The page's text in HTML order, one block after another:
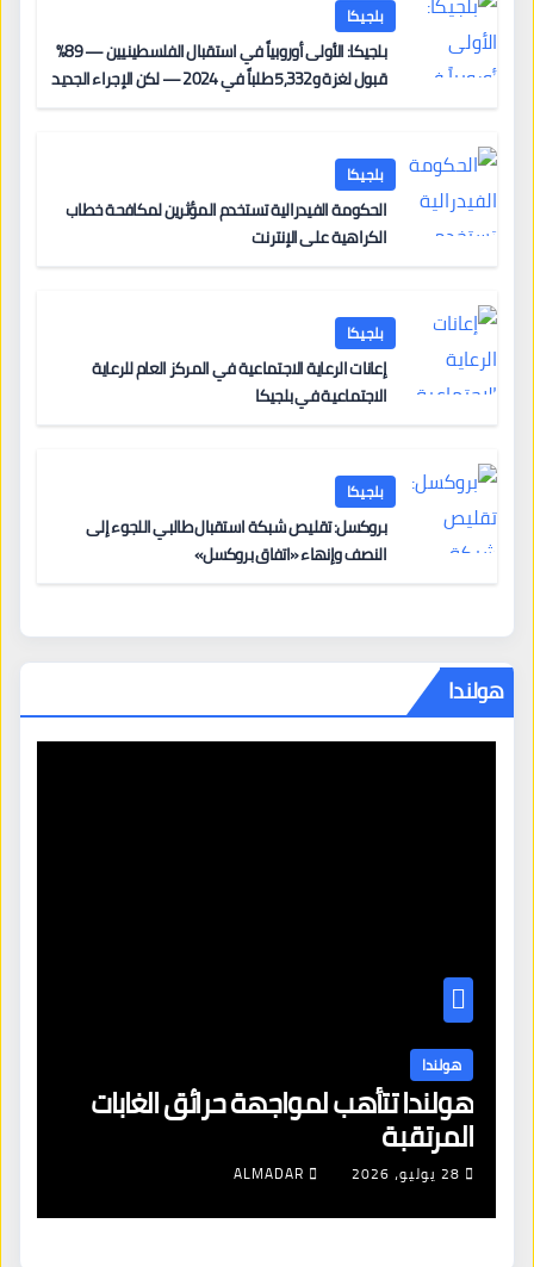
بلجيكا
بلجيكا: الأولى أوروبياً في استقبال الفلسطينيين — 89%
قبول لغزة و5,332 طلباً في 2024 — لكن الإجراء الجديد
بلجيكا
الحكومة الفيدرالية تستخدم المؤثرين لمكافحة خطاب
الكراهية على الإنترنت
بلجيكا
إعانات الرعاية الاجتماعية في المركز العام للرعاية
الاجتماعية في بلجيكا
بلجيكا
بروكسل: تقليص شبكة استقبال طالبي اللجوء إلى
النصف وإنهاء «اتفاق بروكسل»
هولندا
هولندا
هولندا تتأهب لمواجهة حرائق الغابات
المرتقبة
28 يوليو، 2026 ALMADAR